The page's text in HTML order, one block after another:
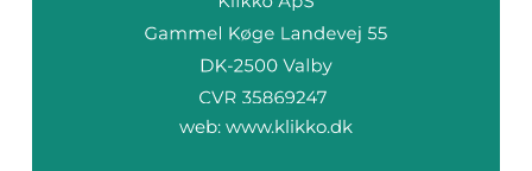
web: www.klikko.dk